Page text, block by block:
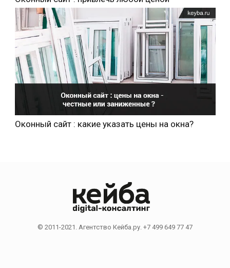
Оконный сайт : какие указать цены на окна?
© 2011-2021. Агентство Кейба.ру. +7 499 649 77 47